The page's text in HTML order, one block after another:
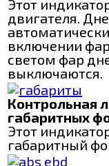
Этот
двигателя.
включении
светом фар
выключаются.
Контрольная
габаритных
Этот
габаритный